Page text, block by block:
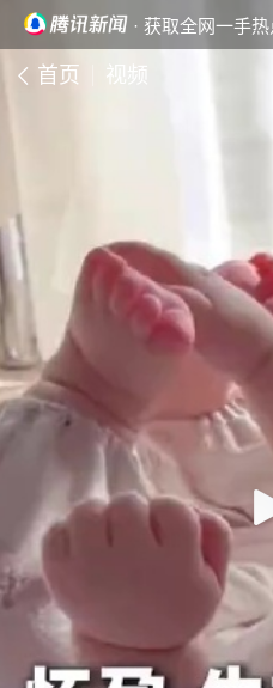
· 获取全网一手热
首页 视频